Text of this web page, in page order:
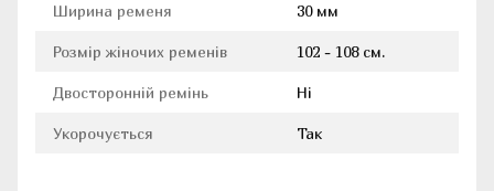
Ширина ременя 30 мм
Розмір жіночих ременів 102 - 108 см.
Двосторонній ремінь Ні
Укорочується Так